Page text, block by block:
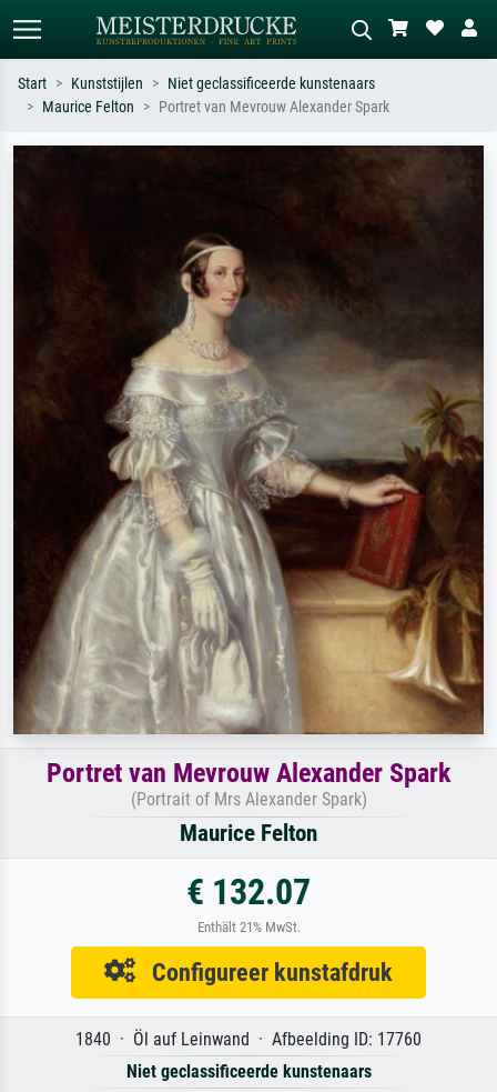
Beschrijf de scène – bijv. groene
weide, abstract met veel rood, donker
een boom.
Start Kunststijlen
Niet geclassificeerde kunstenaars
Maurice Felton
Portret van Mevrouw Alexander Spark
Portret van Mevrouw Alexander Spark
(Portrait of Mrs Alexander Spark)
Maurice Felton
€ 132.07
Enthält 21% MwSt.
Configureer kunstafdruk
1840 · Öl auf Leinwand · Afbeelding ID: 17760
Niet geclassificeerde kunstenaars